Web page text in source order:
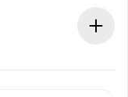
e ti proporremo